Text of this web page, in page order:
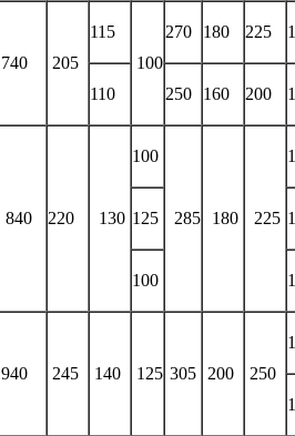
740 205
115
100
270 180 225
110 250 160 200
840 220 130
100
285 180 225
125
100
940 245 140 125 305 200 250